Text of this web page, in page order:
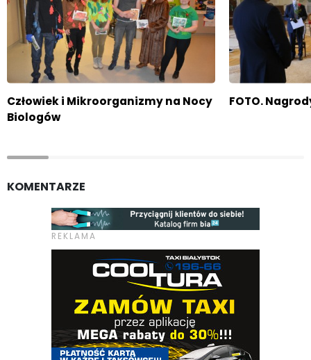
Człowiek i Mikroorganizmy na Nocy
Biologów
FOTO.
KOMENTARZE